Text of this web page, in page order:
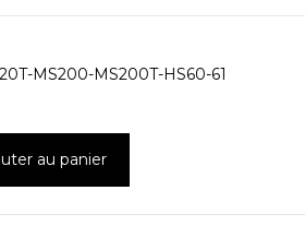
MS200-MS200T-HS60-61
au panier